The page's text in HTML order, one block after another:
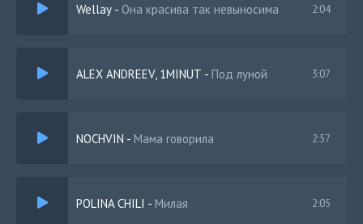
Ты так красива, невыносимо
Прямо скажи мне, и тему закрыли
Wellay - Она красива так невыносима 2:04
ALEX ANDREEV, 1MINUT - Под луной 3:07
NOCHVIN - Мама говорила 2:57
POLINA CHILI - Милая 2:05